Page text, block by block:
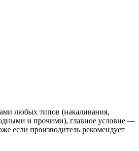
любых типов (накаливания,
и прочими), главное условие —
если производитель рекомендует